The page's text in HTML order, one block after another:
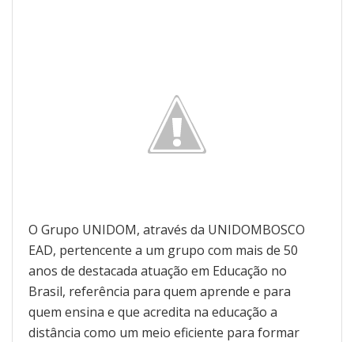
O Grupo UNIDOM, através da UNIDOMBOSCO
EAD, pertencente a um grupo com mais de 50
anos de destacada atuação em Educação no
Brasil, referência para quem aprende e para
quem ensina e que acredita na educação a
distância como um meio eficiente para formar